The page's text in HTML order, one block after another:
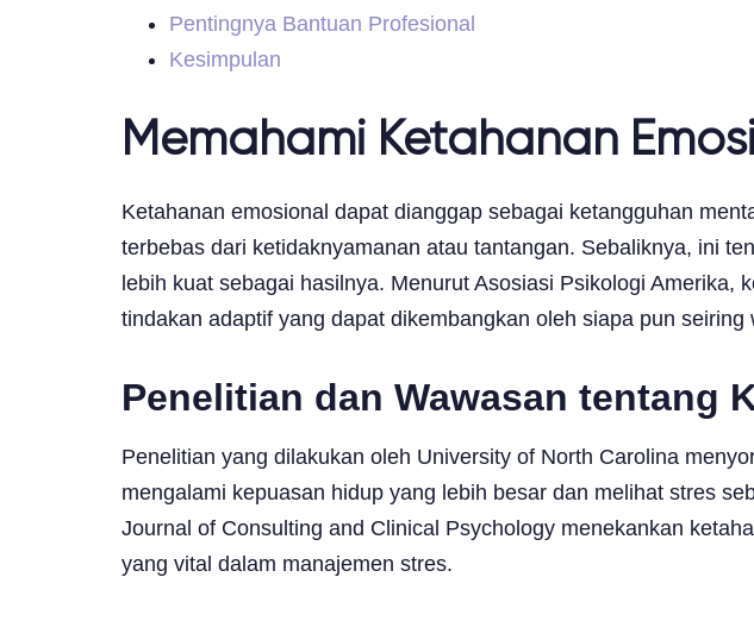
Pentingnya Bantuan Profesional
Kesimpulan
Memahami Ketahanan
Ketahanan emosional dapat dianggap sebagai ketangguhan
terbebas dari ketidaknyamanan atau tantangan. Sebaliknya, ini
lebih kuat sebagai hasilnya. Menurut Asosiasi Psikologi
tindakan adaptif yang dapat dikembangkan oleh siapa pun seiring
Penelitian dan Wawasan tentang
Penelitian yang dilakukan oleh University of North Carolina
mengalami kepuasan hidup yang lebih besar dan melihat stres
Journal of Consulting and Clinical Psychology menekankan
yang vital dalam manajemen stres.